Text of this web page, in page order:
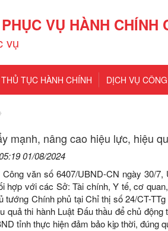
VỤ HÀNH CHÍNH
vụ
THỦ TỤC HÀNH CHÍNH DỊCH VỤ CÔNG
mạnh, nâng cao hiệu lực, hiệu
01/08/2024
Công văn số 6407/UBND-CN ngày 30/
hợp với các Sở: Tài chính, Y tế, cơ
tướng Chính phủ tại Chỉ thị số 24/CT-
quả thi hành Luật Đấu thầu để chủ
tỉnh thực hiện đảm bảo kịp thời, đúng